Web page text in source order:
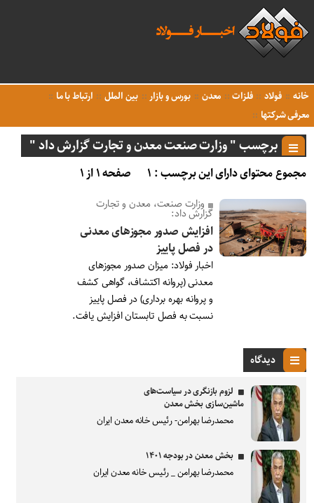
خانه فولاد فلزات معدن بورس و بازار بین الملل
ارتباط با ما
معرفی شرکتها
برچسب " وزارت صنعت معدن و تجارت گزارش داد "
مجموع محتوای دارای این برچسب : ۱ صفحه ۱ از ۱
وزارت صنعت، معدن و تجارت
گزارش داد:
افزایش صدور مجوزهای معدنی
در فصل پاییز
اخبار فولاد: میزان صدور مجوزهای
معدنی (پروانه اکتشاف، گواهی کشف
و پروانه بهره برداری) در فصل پاییز
نسبت به فصل تابستان افزایش یافت.
دیدگاه
لزوم بازنگری در سیاست‌های
ماشین‌سازی بخش معدن
محمدرضا بهرامن- رئیس خانه معدن ایران
بخش معدن در بودجه ۱۴۰۱
محمدرضا بهرامن _ رئیس خانه معدن ایران